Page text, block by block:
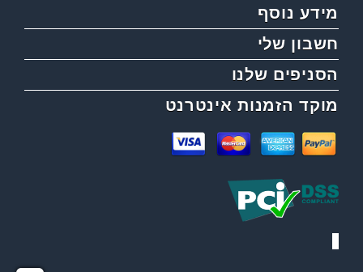
מידע נוסף
חשבון שלי
הסניפים שלנו
מוקד הזמנות אינטרנט